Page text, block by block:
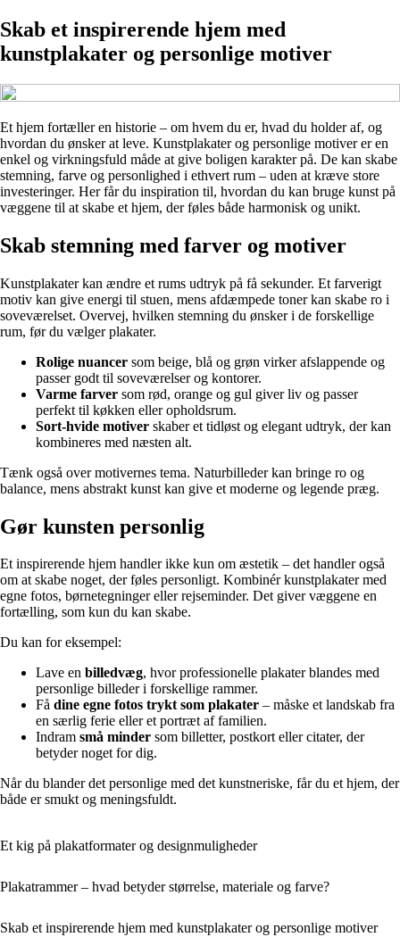
Skab et inspirerende hjem med
kunstplakater og personlige motiver
Et hjem fortæller en historie – om hvem du er, hvad du holder af, og
hvordan du ønsker at leve. Kunstplakater og personlige motiver er en
enkel og virkningsfuld måde at give boligen karakter på. De kan skabe
stemning, farve og personlighed i ethvert rum – uden at kræve store
investeringer. Her får du inspiration til, hvordan du kan bruge kunst på
væggene til at skabe et hjem, der føles både harmonisk og unikt.
Skab stemning med farver og motiver
Kunstplakater kan ændre et rums udtryk på få sekunder. Et farverigt
motiv kan give energi til stuen, mens afdæmpede toner kan skabe ro i
soveværelset. Overvej, hvilken stemning du ønsker i de forskellige
rum, før du vælger plakater.
Rolige nuancer som beige, blå og grøn virker afslappende og
passer godt til soveværelser og kontorer.
Varme farver som rød, orange og gul giver liv og passer
perfekt til køkken eller opholdsrum.
Sort-hvide motiver skaber et tidløst og elegant udtryk, der kan
kombineres med næsten alt.
Tænk også over motivernes tema. Naturbilleder kan bringe ro og
balance, mens abstrakt kunst kan give et moderne og legende præg.
Gør kunsten personlig
Et inspirerende hjem handler ikke kun om æstetik – det handler også
om at skabe noget, der føles personligt. Kombinér kunstplakater med
egne fotos, børnetegninger eller rejseminder. Det giver væggene en
fortælling, som kun du kan skabe.
Du kan for eksempel:
Lave en billedvæg, hvor professionelle plakater blandes med
personlige billeder i forskellige rammer.
Få dine egne fotos trykt som plakater – måske et landskab fra
en særlig ferie eller et portræt af familien.
Indram små minder som billetter, postkort eller citater, der
betyder noget for dig.
Når du blander det personlige med det kunstneriske, får du et hjem, der
både er smukt og meningsfuldt.
Et kig på plakatformater og designmuligheder
Plakatrammer – hvad betyder størrelse, materiale og farve?
Skab et inspirerende hjem med kunstplakater og personlige motiver